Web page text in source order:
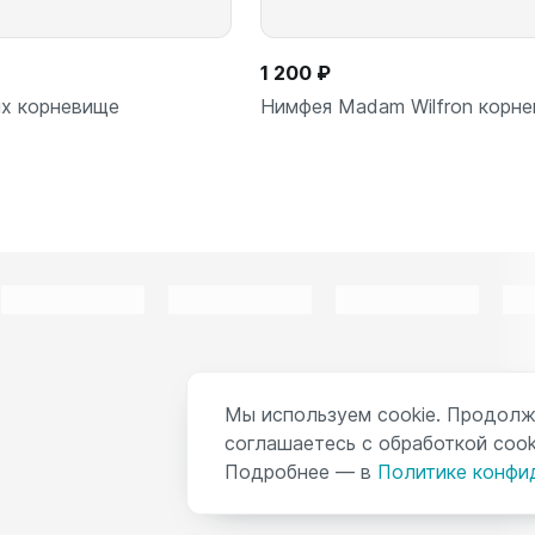
корневище
1 200 ₽
Нимфея Madam Wilfron
Мы используем cookie.
соглашаетесь с обработкой
Подробнее — в Политике